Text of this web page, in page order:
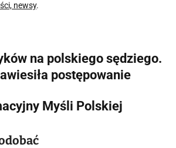
newsy.
na polskiego sędziego.
postępowanie
Myśli Polskiej